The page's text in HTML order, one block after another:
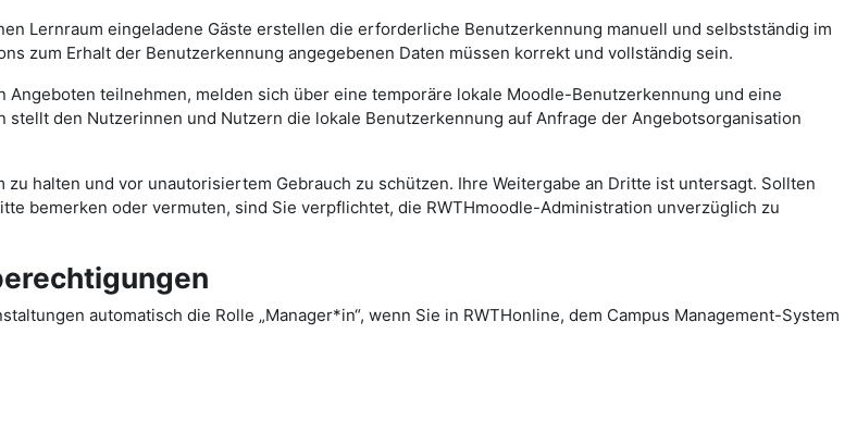
Lernraum eingeladene Gäste erstellen die erforderliche Benutzerkennung manuell und selbstständig im
zum Erhalt der Benutzerkennung angegebenen Daten müssen korrekt und vollständig sein.
teilnehmen, melden sich über eine temporäre lokale Moodle-Benutzerkennung und eine
den Nutzerinnen und Nutzern die lokale Benutzerkennung auf Anfrage der Angebotsorganisation
halten und vor unautorisiertem Gebrauch zu schützen. Ihre Weitergabe an Dritte ist untersagt. Sollten
bemerken oder vermuten, sind Sie verpflichtet, die RWTHmoodle-Administration unverzüglich zu
automatisch die Rolle „Manager*in“, wenn Sie in RWTHonline, dem Campus Management-System